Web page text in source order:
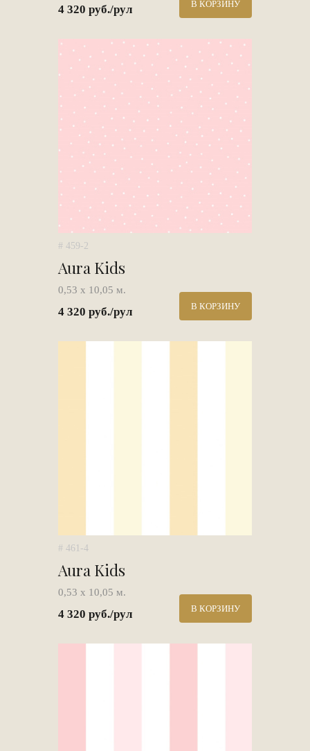
4 320 руб./рул В КОРЗИНУ
# 459-2
Aura Kids
0,53 х 10,05 м.
4 320 руб./рул В КОРЗИНУ
# 461-4
Aura Kids
0,53 х 10,05 м.
4 320 руб./рул В КОРЗИНУ